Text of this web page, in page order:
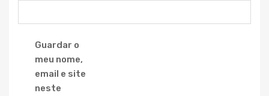
Guardar o
meu nome,
email e site
neste